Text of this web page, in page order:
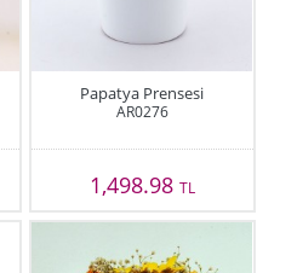
Papatya Prensesi
AR0276
1,498.98 TL